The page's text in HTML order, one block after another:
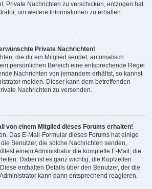
Private Nachrichten zu verschicken, entzogen hat.
um weitere Informationen zu erhalten.
Private Nachrichten!
die dir ein Mitglied sendet, automatisch
persönlichen Bereich eine entsprechende Regel
Nachrichten von jemandem erhältst, so kannst
melden. Dieser kann dem betreffenden
Nachrichten zu versenden.
von einem Mitglied dieses Forums erhalten!
Das E-Mail-Formular dieses Forums hat einige
Benutzer, die solche Nachrichten senden,
einem Administrator die komplette E-Mail, die
Dabei ist es ganz wichtig, die Kopfzeilen
enthalten Details über den Benutzer, der die
kann dann entsprechend reagieren.